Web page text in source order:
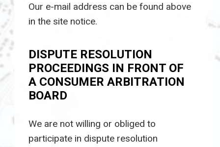
Our e-mail address can be found above
in the site notice.
DISPUTE RESOLUTION
PROCEEDINGS IN FRONT OF
A CONSUMER ARBITRATION
BOARD
We are not willing or obliged to
participate in dispute resolution